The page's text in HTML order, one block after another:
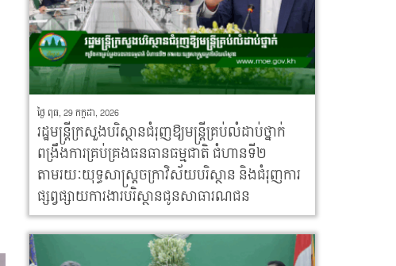
ថ្ងៃ ពុធ, 29 កក្កដា, 2026
រដ្ឋមន្រ្តីក្រសួងបរិស្ថានជំរុញឱ្យមន្រ្តីគ្រប់លំដាប់ថ្នាក់
ពង្រឹងការគ្រប់គ្រងធនធានធម្មជាតិ ជំហានទី២
តាមរយៈយុទ្ធសាស្ត្រចក្រាវិស័យបរិស្ថាន និងជំរុញការ
ផ្សព្វផ្សាយការងារបរិស្ថានជូនសាធារណជន